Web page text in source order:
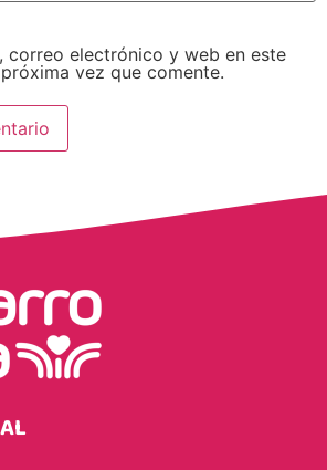
correo electrónico y web en este
vez que comente.